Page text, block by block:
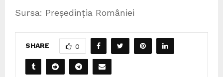
Sursa: Președinția României
SHARE 0